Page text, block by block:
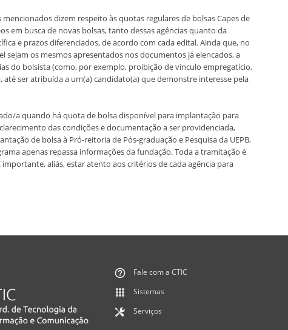
dizem respeito às quotas regulares de bolsas Capes de
em busca de novas bolsas, tanto dessas agências quanto da
e prazos diferenciados, de acordo com cada edital. Ainda que, no
sejam os mesmos apresentados nos documentos já elencados, a
do bolsista (como, por exemplo, proibição de vínculo empregatício,
ser atribuída a um(a) candidato(a) que demonstre interesse pela
a quando há quota de bolsa disponível para implantação para
das condições e documentação a ser providenciada,
de bolsa à Pró-reitoria de Pós-graduação e Pesquisa da UEPB,
apenas repassa informações da fundação. Toda a tramitação é
aliás, estar atento aos critérios de cada agência para
Fale com a CTIC
Sistemas
Serviços